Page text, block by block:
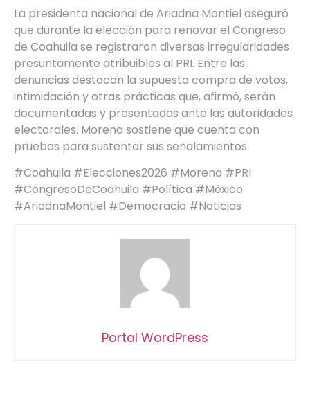
La presidenta nacional de Ariadna Montiel aseguró
que durante la elección para renovar el Congreso
de Coahuila se registraron diversas irregularidades
presuntamente atribuibles al PRI. Entre las
denuncias destacan la supuesta compra de votos,
intimidación y otras prácticas que, afirmó, serán
documentadas y presentadas ante las autoridades
electorales. Morena sostiene que cuenta con
pruebas para sustentar sus señalamientos.
#Coahuila #Elecciones2026 #Morena #PRI
#CongresoDeCoahuila #Política #México
#AriadnaMontiel #Democracia #Noticias
Portal WordPress